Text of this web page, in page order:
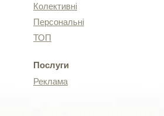
Колективні
Персональні
ТОП
Послуги
Реклама